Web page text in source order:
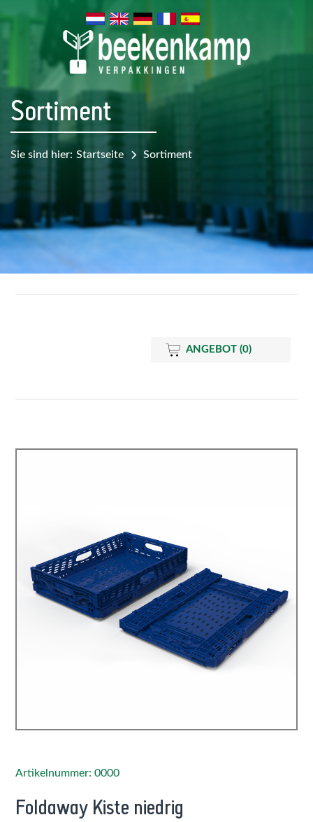
Sortiment
Sie sind hier: Startseite Sortiment
ANGEBOT (0)
Artikelnummer: 0000
Foldaway Kiste niedrig